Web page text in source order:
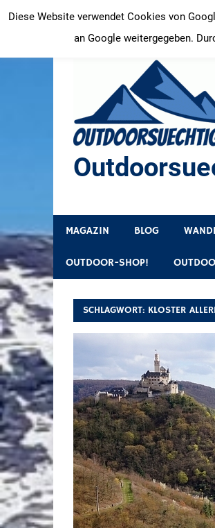
Inhalt
springen
MAGAZIN BLOG
OUTDOOR-SHOP!
SCHLAGWORT: KLOSTER
Diese Website verwendet Cookies von
an Google weitergegeben.